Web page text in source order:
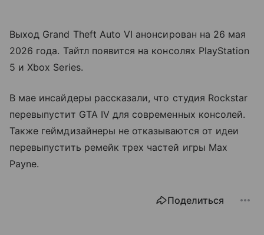
Выход Grand Theft Auto VI анонсирован на 26 мая
2026 года. Тайтл появится на консолях PlayStation
5 и Xbox Series.
В мае инсайдеры рассказали, что студия Rockstar
перевыпустит GTA IV для современных консолей.
Также геймдизайнеры не отказываются от идеи
перевыпустить ремейк трех частей игры Max
Payne.
Поделиться